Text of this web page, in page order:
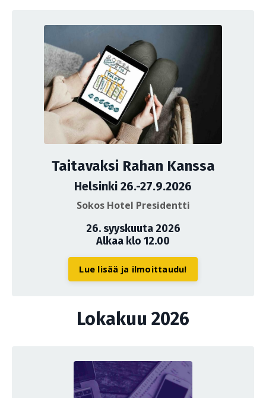
Taitavaksi Rahan Kanssa
Helsinki 26.-27.9.2026
Sokos Hotel Presidentti
26. syyskuuta 2026
Alkaa klo 12.00
Lue lisää ja ilmoittaudu!
Lokakuu 2026